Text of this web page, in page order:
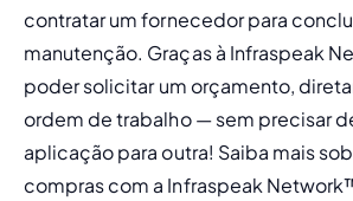
contratar um fornecedor para
manutenção. Graças à Infraspeak
poder solicitar um orçamento,
ordem de trabalho — sem precisar
aplicação para outra! Saiba mais
compras com a Infraspeak